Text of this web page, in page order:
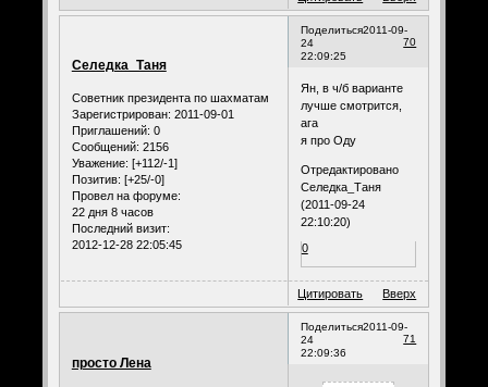
Поделиться
70
2011-09-
24
22:09:25
Селедка_Таня
Советник президента по шахматам
Зарегистрирован: 2011-09-01
Приглашений: 0
Сообщений: 2156
Уважение: [+112/-1]
Позитив: [+25/-0]
Провел на форуме:
22 дня 8 часов
Последний визит:
2012-12-28 22:05:45
Ян, в ч/б варианте
лучше смотрится,
ага
я про Оду
Отредактировано
Селедка_Таня
(2011-09-24
22:10:20)
0
Цитировать Вверх
Поделиться
71
2011-09-
24
22:09:36
просто Лена